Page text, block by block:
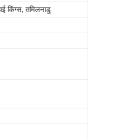
किंग्स,तमिलनाडु